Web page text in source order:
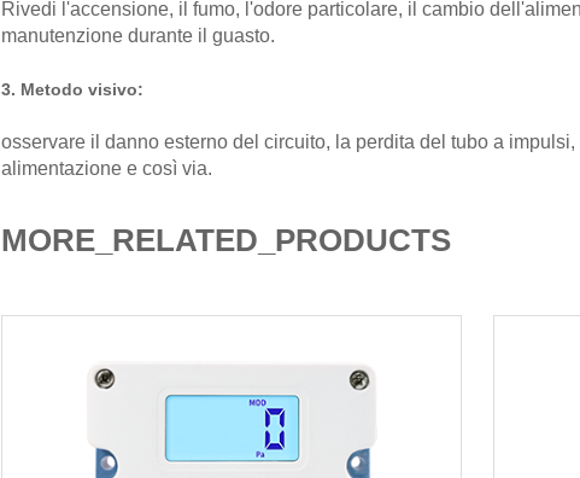
Rivedi l'accensione, il fumo, l'odore particolare, il cambio
manutenzione durante il guasto.
3. Metodo visivo:
osservare il danno esterno del circuito, la perdita del tubo a
alimentazione e così via.
MORE_RELATED_PRODUCTS